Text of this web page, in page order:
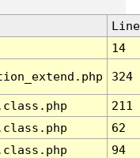
Line
14
324
211
62
94